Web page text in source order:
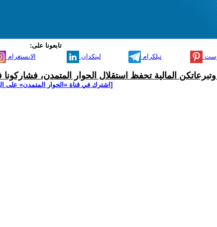
تابعونا على:
الانستغرام لينكدإن تيلكرام
المالية تحفظ استقلال الحوار المتمدن،
[اشترك في قناة ‫«الحوار المتمدن» على